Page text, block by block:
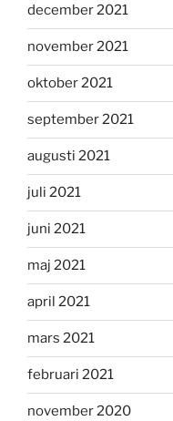
december 2021
november 2021
oktober 2021
september 2021
augusti 2021
juli 2021
juni 2021
maj 2021
april 2021
mars 2021
februari 2021
november 2020